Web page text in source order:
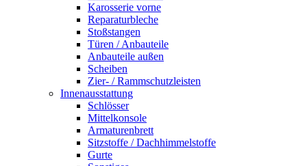
Karosserie vorne
Reparaturbleche
Stoßstangen
Türen / Anbauteile
Anbauteile außen
Scheiben
Zier- / Rammschutzleisten
Innenausstattung
Schlösser
Mittelkonsole
Armaturenbrett
Sitzstoffe / Dachhimmelstoffe
Gurte